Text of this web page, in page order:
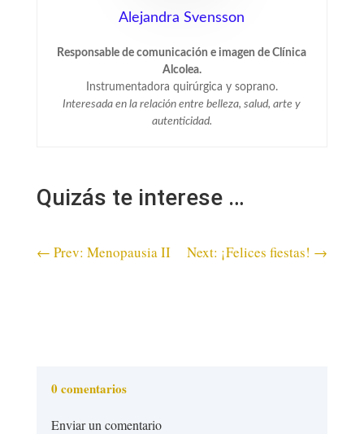
Alejandra Svensson
Responsable de comunicación e imagen de Clínica
Alcolea.
Instrumentadora quirúrgica y soprano.
Interesada en la relación entre belleza, salud, arte y
autenticidad.
Quizás te interese …
← Prev: Menopausia II Next: ¡Felices fiestas! →
0 comentarios
Enviar un comentario